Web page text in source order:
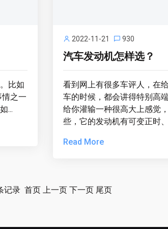
比如
之一
...
2022-11-21 930
汽车发动机怎样选？
看到网上有很多车评人，在
车的时候，都会讲得特别高
给你灌输一种很高大上感觉
些，它的发动机有可变正时
Read More
记录 首页 上一页 下一页 尾页